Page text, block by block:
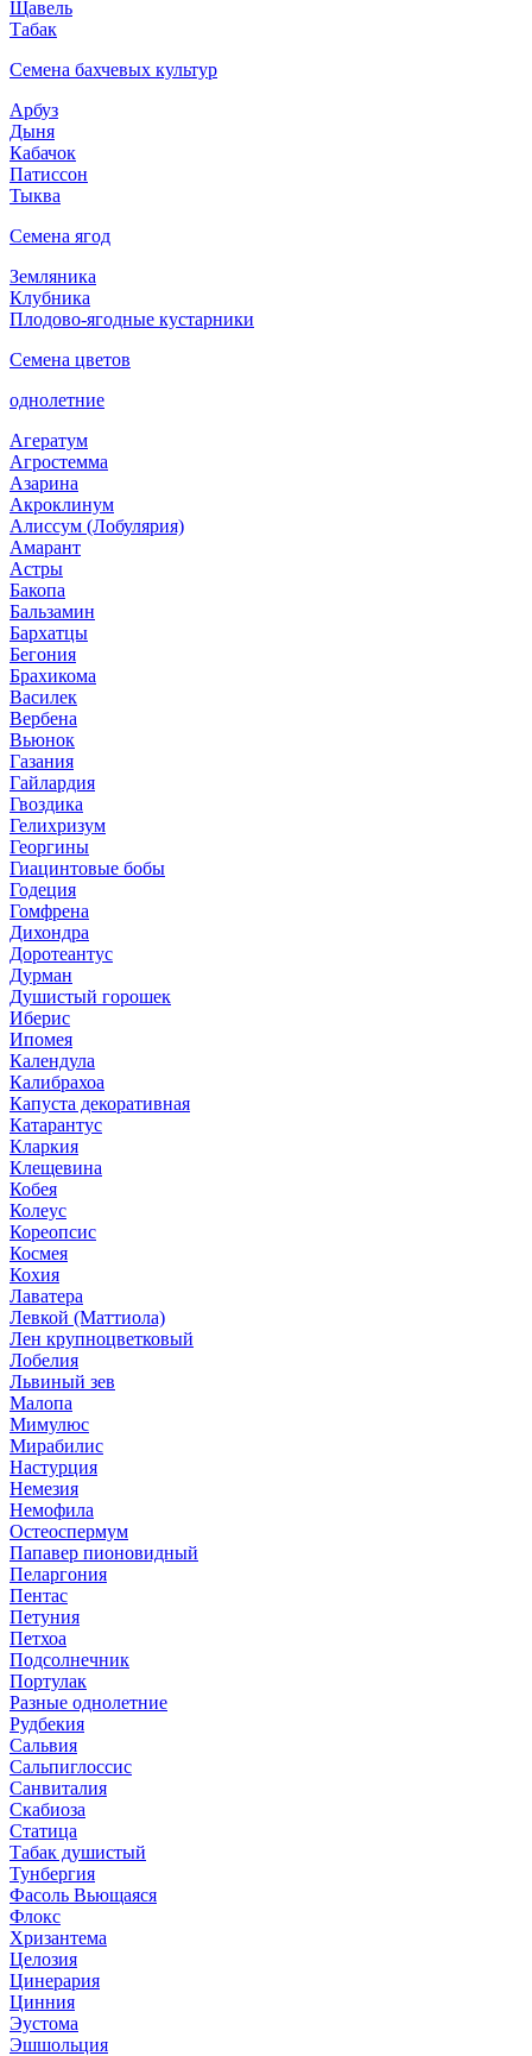
Щавель
Табак
Семена бахчевых культур
Арбуз
Дыня
Кабачок
Патиссон
Тыква
Семена ягод
Земляника
Клубника
Плодово-ягодные кустарники
Семена цветов
однолетние
Агератум
Агростемма
Азарина
Акроклинум
Алиссум (Лобулярия)
Амарант
Астры
Бакопа
Бальзамин
Бархатцы
Бегония
Брахикома
Василек
Вербена
Вьюнок
Газания
Гайлардия
Гвоздика
Гелихризум
Георгины
Гиацинтовые бобы
Годеция
Гомфрена
Дихондра
Доротеантус
Дурман
Душистый горошек
Иберис
Ипомея
Календула
Калибрахоа
Капуста декоративная
Катарантус
Кларкия
Клещевина
Кобея
Колеус
Кореопсис
Космея
Кохия
Лаватера
Левкой (Маттиола)
Лен крупноцветковый
Лобелия
Львиный зев
Малопа
Мимулюс
Мирабилис
Настурция
Немезия
Немофила
Остеоспермум
Папавер пионовидный
Пеларгония
Пентас
Петуния
Петхоа
Подсолнечник
Портулак
Разные однолетние
Рудбекия
Сальвия
Сальпиглоссис
Санвиталия
Скабиоза
Статица
Табак душистый
Тунбергия
Фасоль Вьющаяся
Флокс
Хризантема
Целозия
Цинерария
Цинния
Эустома
Эшшольция